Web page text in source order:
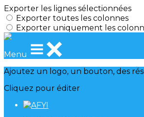
Exporter les lignes sélectionnées
Exporter toutes les colonnes
Exporter uniquement les
Menu
Ajoutez un logo, un bouton, des
Cliquez pour éditer